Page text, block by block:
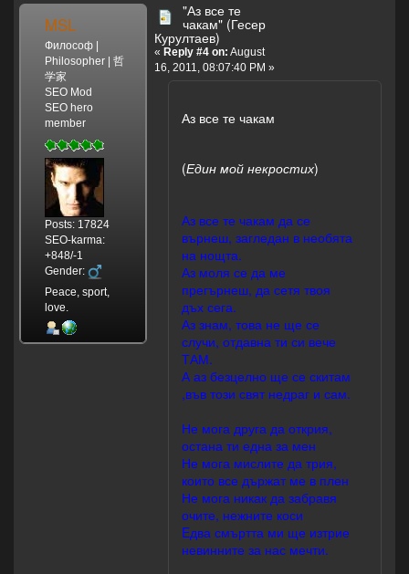
MSL
Философ |
Philosopher | 哲
学家
SEO Mod
SEO hero
member
Posts: 17824
SEO-karma:
+848/-1
Gender:
Peace, sport,
love.
"Аз все те
чакам" (Гесер
Курултаев)
« Reply #4 on: August
16, 2011, 08:07:40 PM »
Аз все те чакам
(Един мой некростих)
Аз все те чакам да се
върнеш, загледан в необята
на нощта.
Аз моля се да ме
прегърнеш, да сетя твоя
дъх сега.
Аз знам, това не ще се
случи, отдавна ти си вече
ТАМ.
А аз безцелно ще се скитам
,във този свят недраг и сам.
Не мога друга да открия,
остана ти една за мен
Не мога мислите да трия,
които все държат ме в плен
Не мога никак да забравя
очите, нежните коси
Eдва смъртта ми ще изтрие
невинните за нас мечти.